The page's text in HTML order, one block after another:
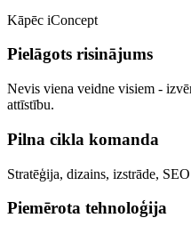
Kāpēc iConcept
Pielāgots risinājums
Nevis viena veidne visiem -
attīstību.
Pilna cikla komanda
Stratēģija, dizains, izstrāde,
Piemērota tehnoloģija